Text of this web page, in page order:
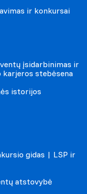
ir konkursai
įsidarbinimas ir
karjeros stebėsena
istorijos
gidas | LSP ir
atstovybė